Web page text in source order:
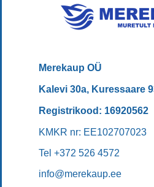
Merekaup OÜ
Kalevi 30a, Kuressaare
Registrikood: 16920562
KMKR nr: EE102707023
Tel +372 526 4572
info@merekaup.ee